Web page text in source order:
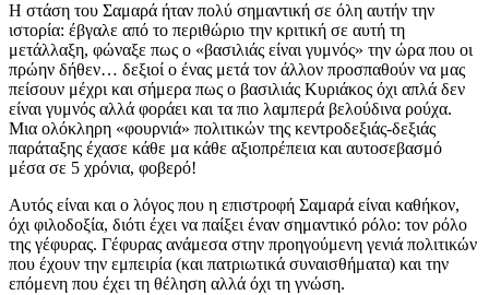
Η στάση του Σαμαρά ήταν πολύ σημαντική σε όλη αυτήν την
ιστορία: έβγαλε από το περιθώριο την κριτική σε αυτή τη
μετάλλαξη, φώναξε πως ο «βασιλιάς είναι γυμνός» την ώρα που οι
πρώην δήθεν… δεξιοί ο ένας μετά τον άλλον προσπαθούν να μας
πείσουν μέχρι και σήμερα πως ο βασιλιάς Κυριάκος όχι απλά δεν
είναι γυμνός αλλά φοράει και τα πιο λαμπερά βελούδινα ρούχα.
Μια ολόκληρη «φουρνιά» πολιτικών της κεντροδεξιάς-δεξιάς
παράταξης έχασε κάθε μα κάθε αξιοπρέπεια και αυτοσεβασμό
μέσα σε 5 χρόνια, φοβερό!
Αυτός είναι και ο λόγος που η επιστροφή Σαμαρά είναι καθήκον,
όχι φιλοδοξία, διότι έχει να παίξει έναν σημαντικό ρόλο: τον ρόλο
της γέφυρας. Γέφυρας ανάμεσα στην προηγούμενη γενιά πολιτικών
που έχουν την εμπειρία (και πατριωτικά συναισθήματα) και την
επόμενη που έχει τη θέληση αλλά όχι τη γνώση.